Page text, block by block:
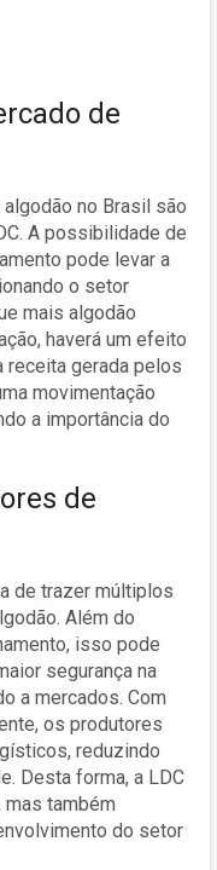
de
no Brasil são
A possibilidade de
pode levar a
o setor
mais algodão
haverá um efeito
receita gerada pelos
movimentação
a importância do
de
de trazer múltiplos
Além do
isso pode
segurança na
a mercados. Com
os produtores
reduzindo
Desta forma, a LDC
mas também
do setor